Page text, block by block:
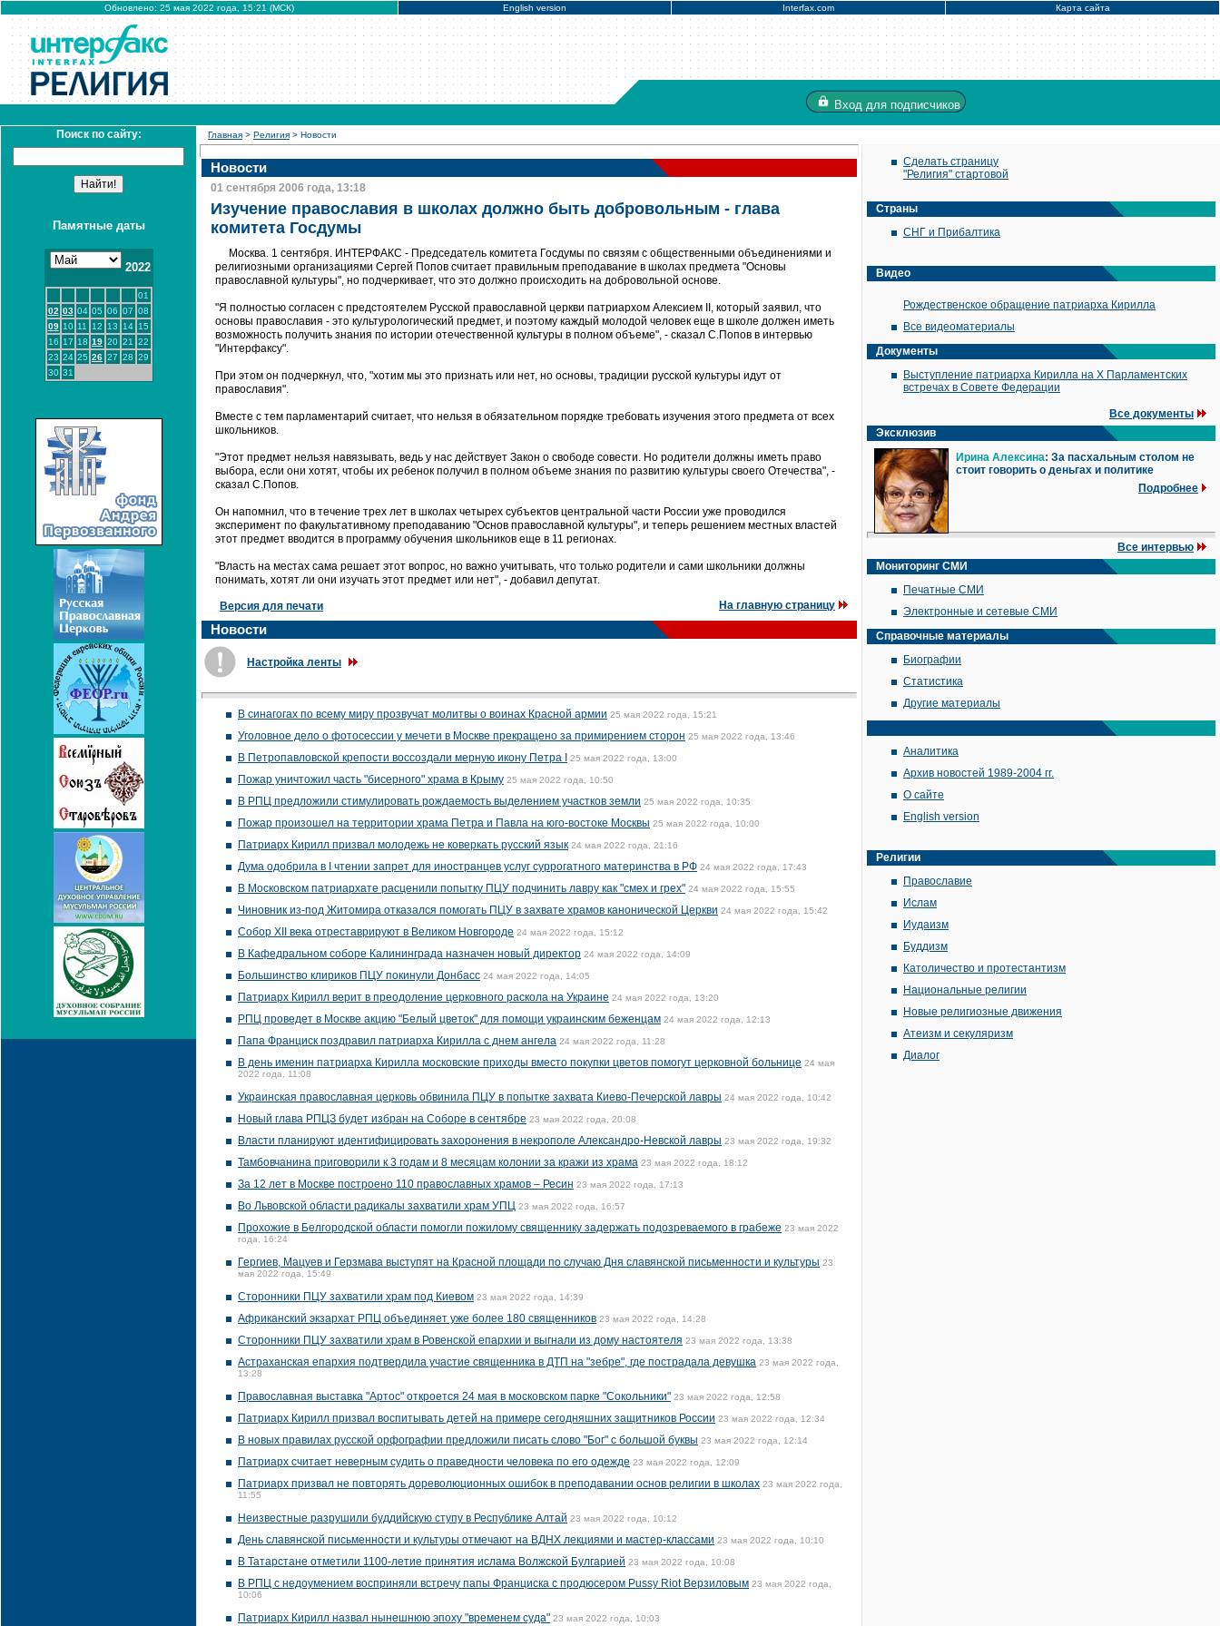
Обновлено: 25 мая 2022 года, 15:21 (МСК) English version Interfax.com Карта сайта
Вход для подписчиков
Поиск по сайту:
Памятные даты
2022
01
02 03 04 05 06 07 08
09 10 11 12 13 14 15
16 17 18 19 20 21
22
23 24 25 26 27 28 29
30 31
Главная > Религия > Новости
Новости
01 сентября 2006 года, 13:18
Изучение православия в школах должно быть добровольным - глава
комитета Госдумы
Москва. 1 сентября. ИНТЕРФАКС - Председатель комитета Госдумы по связям с общественными объединениями и
религиозными организациями Сергей Попов считает правильным преподавание в школах предмета "Основы
православной культуры", но подчеркивает, что это должно происходить на добровольной основе.
"Я полностью согласен с предстоятелем Русской православной церкви патриархом Алексием II, который заявил, что
основы православия - это культурологический предмет, и поэтому каждый молодой человек еще в школе должен иметь
возможность получить знания по истории отечественной культуры в полном объеме", - сказал С.Попов в интервью
"Интерфаксу".
При этом он подчеркнул, что, "хотим мы это признать или нет, но основы, традиции русской культуры идут от
православия".
Вместе с тем парламентарий считает, что нельзя в обязательном порядке требовать изучения этого предмета от всех
школьников.
"Этот предмет нельзя навязывать, ведь у нас действует Закон о свободе совести. Но родители должны иметь право
выбора, если они хотят, чтобы их ребенок получил в полном объеме знания по развитию культуры своего Отечества", -
сказал С.Попов.
Он напомнил, что в течение трех лет в школах четырех субъектов центральной части России уже проводился
эксперимент по факультативному преподаванию "Основ православной культуры", и теперь решением местных властей
этот предмет вводится в программу обучения школьников еще в 11 регионах.
"Власть на местах сама решает этот вопрос, но важно учитывать, что только родители и сами школьники должны
понимать, хотят ли они изучать этот предмет или нет", - добавил депутат.
Версия для печати На главную страницу
Новости
Настройка ленты
В синагогах по всему миру прозвучат молитвы о воинах Красной армии 25 мая 2022 года, 15:21
Уголовное дело о фотосессии у мечети в Москве прекращено за примирением сторон 25 мая 2022 года, 13:46
В Петропавловской крепости воссоздали мерную икону Петра I 25 мая 2022 года, 13:00
Пожар уничтожил часть "бисерного" храма в Крыму 25 мая 2022 года, 10:50
В РПЦ предложили стимулировать рождаемость выделением участков земли 25 мая 2022 года, 10:35
Пожар произошел на территории храма Петра и Павла на юго-востоке Москвы 25 мая 2022 года, 10:00
Патриарх Кирилл призвал молодежь не коверкать русский язык 24 мая 2022 года, 21:16
Дума одобрила в I чтении запрет для иностранцев услуг суррогатного материнства в РФ 24 мая 2022 года, 17:43
В Московском патриархате расценили попытку ПЦУ подчинить лавру как "смех и грех" 24 мая 2022 года, 15:55
Чиновник из-под Житомира отказался помогать ПЦУ в захвате храмов канонической Церкви 24 мая 2022 года, 15:42
Собор XII века отреставрируют в Великом Новгороде 24 мая 2022 года, 15:12
В Кафедральном соборе Калининграда назначен новый директор 24 мая 2022 года, 14:09
Большинство клириков ПЦУ покинули Донбасс 24 мая 2022 года, 14:05
Патриарх Кирилл верит в преодоление церковного раскола на Украине 24 мая 2022 года, 13:20
РПЦ проведет в Москве акцию "Белый цветок" для помощи украинским беженцам 24 мая 2022 года, 12:13
Папа Франциск поздравил патриарха Кирилла с днем ангела 24 мая 2022 года, 11:28
В день именин патриарха Кирилла московские приходы вместо покупки цветов помогут церковной больнице 24 мая
2022 года, 11:08
Украинская православная церковь обвинила ПЦУ в попытке захвата Киево-Печерской лавры 24 мая 2022 года, 10:42
Новый глава РПЦЗ будет избран на Соборе в сентябре 23 мая 2022 года, 20:08
Власти планируют идентифицировать захоронения в некрополе Александро-Невской лавры 23 мая 2022 года, 19:32
Тамбовчанина приговорили к 3 годам и 8 месяцам колонии за кражи из храма 23 мая 2022 года, 18:12
За 12 лет в Москве построено 110 православных храмов – Ресин 23 мая 2022 года, 17:13
Во Львовской области радикалы захватили храм УПЦ 23 мая 2022 года, 16:57
Прохожие в Белгородской области помогли пожилому священнику задержать подозреваемого в грабеже 23 мая 2022
года, 16:24
Гергиев, Мацуев и Герзмава выступят на Красной площади по случаю Дня славянской письменности и культуры 23
мая 2022 года, 15:49
Сторонники ПЦУ захватили храм под Киевом 23 мая 2022 года, 14:39
Африканский экзархат РПЦ объединяет уже более 180 священников 23 мая 2022 года, 14:28
Сторонники ПЦУ захватили храм в Ровенской епархии и выгнали из дому настоятеля 23 мая 2022 года, 13:38
Астраханская епархия подтвердила участие священника в ДТП на "зебре", где пострадала девушка 23 мая 2022 года,
13:28
Православная выставка "Артос" откроется 24 мая в московском парке "Сокольники" 23 мая 2022 года, 12:58
Патриарх Кирилл призвал воспитывать детей на примере сегодняшних защитников России 23 мая 2022 года, 12:34
В новых правилах русской орфографии предложили писать слово "Бог" с большой буквы 23 мая 2022 года, 12:14
Патриарх считает неверным судить о праведности человека по его одежде 23 мая 2022 года, 12:09
Патриарх призвал не повторять дореволюционных ошибок в преподавании основ религии в школах 23 мая 2022 года,
11:55
Неизвестные разрушили буддийскую ступу в Республике Алтай 23 мая 2022 года, 10:12
День славянской письменности и культуры отмечают на ВДНХ лекциями и мастер-классами 23 мая 2022 года, 10:10
В Татарстане отметили 1100-летие принятия ислама Волжской Булгарией 23 мая 2022 года, 10:08
В РПЦ с недоумением восприняли встречу папы Франциска с продюсером Pussy Riot Верзиловым 23 мая 2022 года,
10:06
Патриарх Кирилл назвал нынешнюю эпоху "временем суда" 23 мая 2022 года, 10:03
Сделать страницу
"Религия" стартовой
Страны
СНГ и Прибалтика
Видео
Рождественское обращение патриарха Кирилла
Все видеоматериалы
Документы
Выступление патриарха Кирилла на X Парламентских
встречах в Совете Федерации
Все документы
Эксклюзив
Ирина Алексина: За пасхальным столом не
стоит говорить о деньгах и политике
Подробнее
Все интервью
Мониторинг СМИ
Печатные СМИ
Электронные и сетевые СМИ
Справочные материалы
Биографии
Статистика
Другие материалы
Аналитика
Архив новостей 1989-2004 гг.
О сайте
English version
Религии
Православие
Ислам
Иудаизм
Буддизм
Католичество и протестантизм
Национальные религии
Новые религиозные движения
Атеизм и секуляризм
Диалог